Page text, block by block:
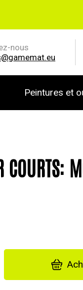
nous
Peintures et
COURTS: